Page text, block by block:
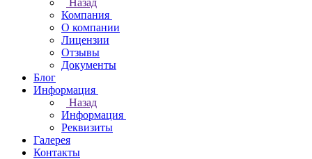
Назад
Компания
О компании
Лицензии
Отзывы
Документы
Блог
Информация
Назад
Информация
Реквизиты
Галерея
Контакты